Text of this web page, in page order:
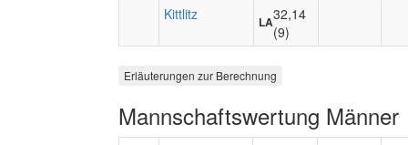
Kittlitz
LA32,14
(9)
Erläuterungen zur Berechnung
Mannschaftswertung Männer